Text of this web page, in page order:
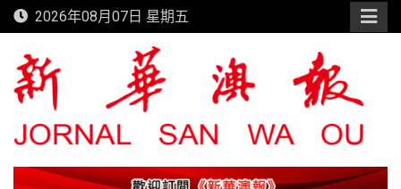
Skip
to
content
2026年08月07日 星期五
新華澳報